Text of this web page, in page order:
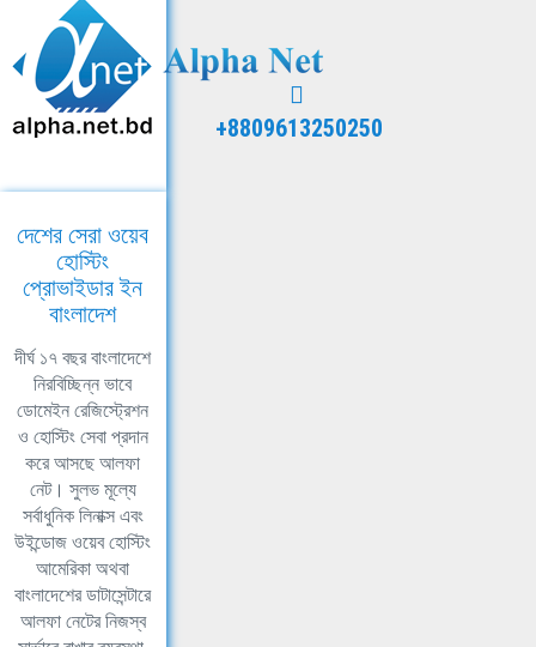
+8809613250250
দেশের সেরা ওয়েব
হোস্টিং
প্রোভাইডার ইন
বাংলাদেশ
দীর্ঘ ১৭ বছর বাংলাদেশে
নিরবিচ্ছিন্ন ভাবে
ডোমেইন রেজিস্ট্রেশন
ও হোস্টিং সেবা প্রদান
করে আসছে আলফা
নেট। সুলভ মূল্যে
সর্বাধুনিক লিনাক্স এবং
উইন্ডোজ ওয়েব হোস্টিং
আমেরিকা অথবা
বাংলাদেশের ডাটাসেন্টারে
আলফা নেটের নিজস্ব